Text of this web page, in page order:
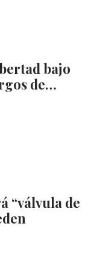
bajo
de…
“válvula de